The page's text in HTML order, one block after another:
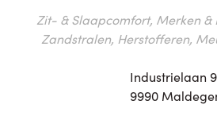
Zit- & Slaapcomfort, Merken &
Zandstralen, Herstofferen,
Industrielaan
9990